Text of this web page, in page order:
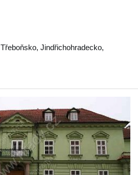
Třeboňsko, Jindřichohradecko,